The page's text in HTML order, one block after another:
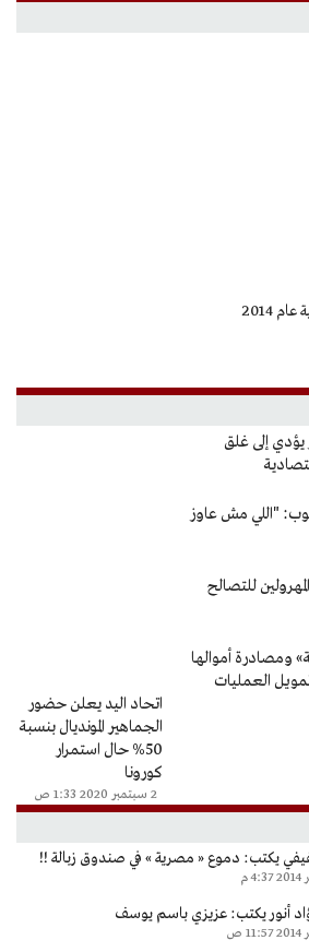
2014
اتحاد اليد يعلن حضور
الجماهير المونديال بنسبة
50% حال استمرار
كورونا
2 سبتمبر 2020 1:33 ص
إلى غلق
"اللي مش عاوز
للتصالح
ومصادرة أموالها
العمليات
يكتب: دموع « مصرية » في صندوق زبالة !!
أنور يكتب: عزيزي باسم يوسف